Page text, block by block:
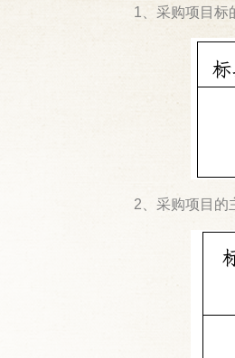
1、采购项目标
2、采购项目的